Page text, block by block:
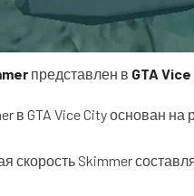
представлен в GTA
в GTA Vice City основан на
скорость Skimmer